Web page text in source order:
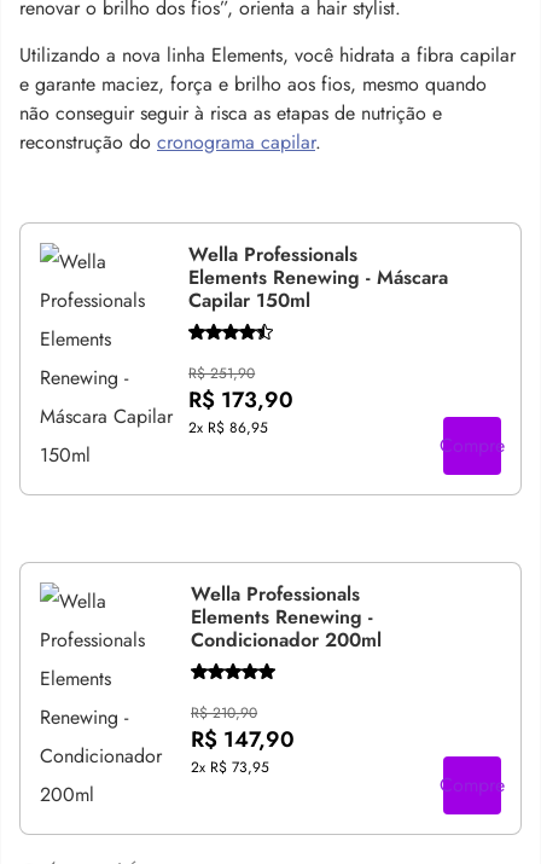
renovar o brilho dos fios”, orienta a hair stylist.
Utilizando a nova linha Elements, você hidrata a fibra capilar
e garante maciez, força e brilho aos fios, mesmo quando
não conseguir seguir à risca as etapas de nutrição e
reconstrução do cronograma capilar.
Wella Professionals
Elements Renewing - Máscara
Capilar 150ml
R$ 251,90
R$ 173,90
2x R$ 86,95
Compre
Wella Professionals
Elements Renewing -
Condicionador 200ml
R$ 210,90
R$ 147,90
2x R$ 73,95
Compre